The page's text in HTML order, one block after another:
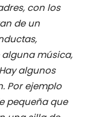
con los
de un
música,
algunos
Por ejemplo
pequeña que